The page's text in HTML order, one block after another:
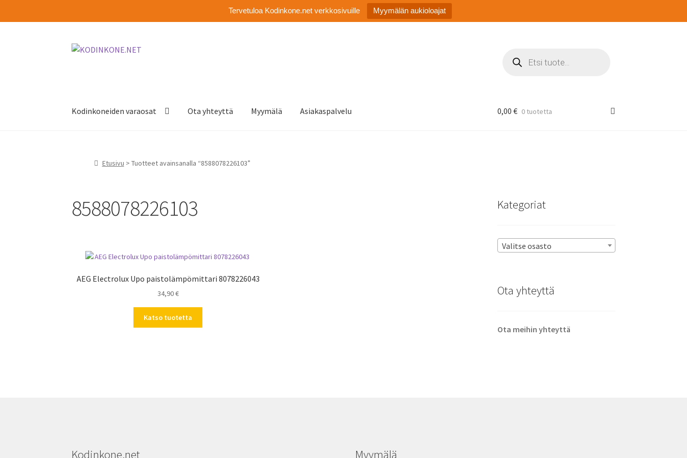
Tervetuloa Kodinkone.net verkkosivuille Myymälän aukioloajat
Siirry
Siirry
search
Kodinkoneiden varaosat Ota yhteyttä Myymälä Asiakaspalvelu 0,00 € 0 tuotetta
Etusivu > Tuotteet avainsanalla “8588078226103”
8588078226103
AEG Electrolux Upo paistolämpömittari 8078226043
34,90€
Katso tuotetta
Kategoriat
Valitse osasto
Ota yhteyttä
Ota meihin yhteyttä
Kodinkone.net Myymälä